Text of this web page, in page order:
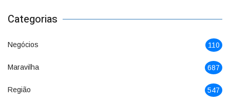
Categorias
Negócios 110
Maravilha 687
Região 547